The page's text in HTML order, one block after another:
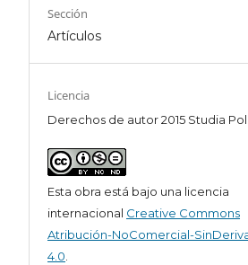
Sección
Artículos
Licencia
Derechos de autor 2015 Studia
Esta obra está bajo una licencia
internacional Creative Commons
Atribución-NoComercial-
4.0